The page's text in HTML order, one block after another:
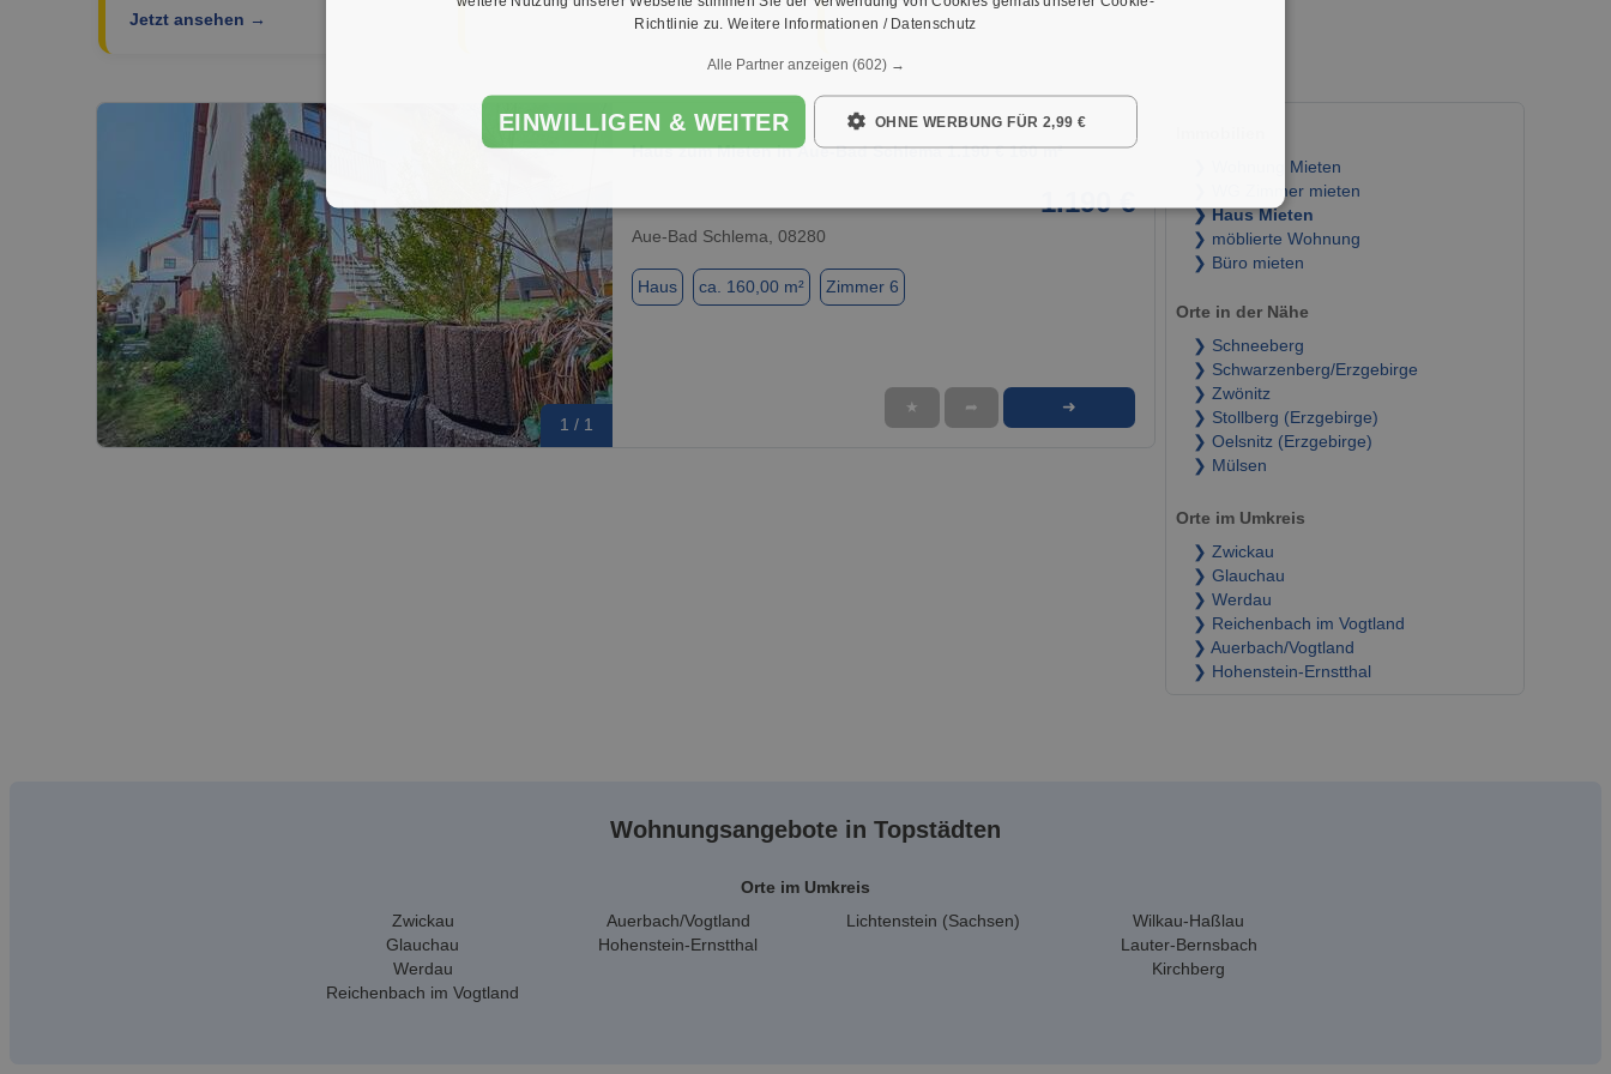
Jetzt ansehen →
1 / 1
Haus zum Mieten in Aue-Bad Schlema 1.190 € 160 m²
1.190 €
Aue-Bad Schlema, 08280
Haus ca. 160,00 m² Zimmer 6
★ ➦ ➜
❯ Wohnung Mieten
❯ WG Zimmer mieten
❯ Haus Mieten
❯ möblierte Wohnung
❯ Büro mieten
Orte in der Nähe
❯ Schneeberg
❯ Schwarzenberg/Erzgebirge
❯ Zwönitz
❯ Stollberg (Erzgebirge)
❯ Oelsnitz (Erzgebirge)
❯ Mülsen
Orte im Umkreis
❯ Zwickau
❯ Glauchau
❯ Werdau
❯ Reichenbach im Vogtland
❯ Auerbach/Vogtland
❯ Hohenstein-Ernstthal
Wohnungsangebote in Topstädten
Orte im Umkreis
Zwickau
Glauchau
Werdau
Reichenbach im Vogtland
Auerbach/Vogtland
Hohenstein-Ernstthal
Lichtenstein (Sachsen)
Wilkau-Haßlau
Lauter-Bernsbach
Kirchberg
Richtlinie zu. Weitere Informationen / Datenschutz
Alle Partner anzeigen (602) →
EINWILLIGEN & WEITER OHNE WERBUNG FÜR 2,99 €